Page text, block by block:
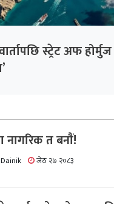
स्ट्रेट अफ
नागरिक त बनाैं!
जेठ २७ २०८३